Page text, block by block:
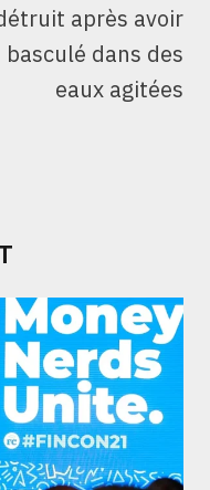
après avoir
basculé dans des
eaux agitées